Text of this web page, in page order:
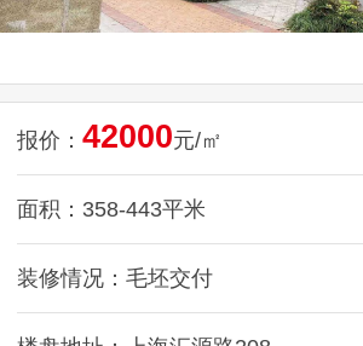
报价： 42000元/㎡
面积：358-443平米
装修情况：毛坯交付